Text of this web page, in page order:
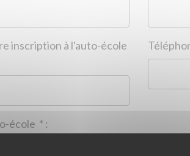
inscription à l'auto-école
* :